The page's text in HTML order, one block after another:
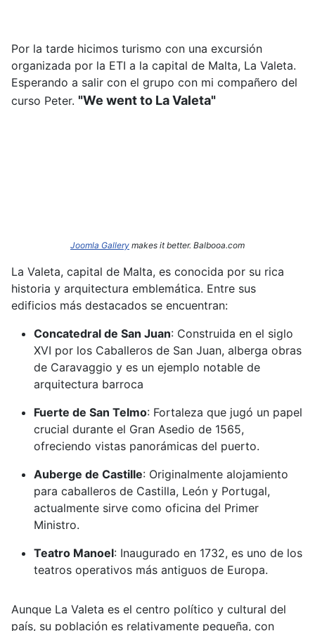
Por la tarde hicimos turismo con una excursión
organizada por la ETI a la capital de Malta, La Valeta.
Esperando a salir con el grupo con mi compañero del
curso Peter. "We went to La Valeta"
Joomla Gallery makes it better. Balbooa.com
La Valeta, capital de Malta, es conocida por su rica
historia y arquitectura emblemática. Entre sus
edificios más destacados se encuentran:​
Concatedral de San Juan: Construida en el siglo
XVI por los Caballeros de San Juan, alberga obras
de Caravaggio y es un ejemplo notable de
arquitectura barroca
Fuerte de San Telmo: Fortaleza que jugó un papel
crucial durante el Gran Asedio de 1565,
ofreciendo vistas panorámicas del puerto.
Auberge de Castille: Originalmente alojamiento
para caballeros de Castilla, León y Portugal,
actualmente sirve como oficina del Primer
Ministro.
Teatro Manoel: Inaugurado en 1732, es uno de los
teatros operativos más antiguos de Europa.
Aunque La Valeta es el centro político y cultural del
país, su población es relativamente pequeña, con